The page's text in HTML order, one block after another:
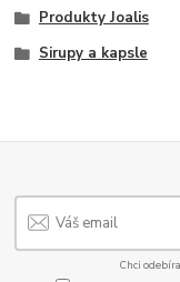
Produkty Joalis
Sirupy a kapsle
Chci